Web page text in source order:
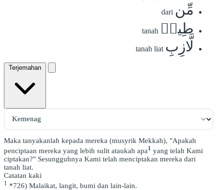
مِّن dari
طِينٖ tanah
لَّازِبِ tanah liat
Terjemahan
Maka tanyakanlah kepada mereka (musyrik Mekkah), "Apakah
penciptaan mereka yang lebih sulit ataukah apa1 yang telah Kami
ciptakan?" Sesungguhnya Kami telah menciptakan mereka dari
tanah liat.
Catatan kaki
1 *726) Malaikat, langit, bumi dan lain-lain.